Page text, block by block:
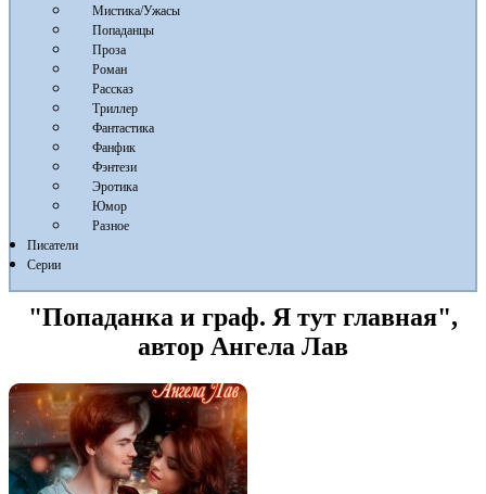
Мистика/Ужасы
Попаданцы
Проза
Роман
Рассказ
Триллер
Фантастика
Фанфик
Фэнтези
Эротика
Юмор
Разное
Писатели
Серии
"Попаданка и граф. Я тут главная",
автор Ангела Лав